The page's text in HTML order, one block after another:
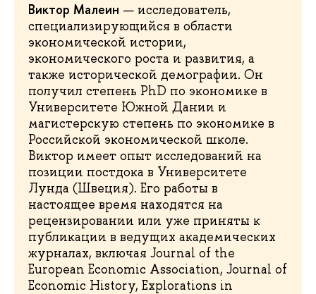
Виктор Малеин — исследователь,
специализирующийся в области
экономической истории,
экономического роста и развития, а
также исторической демографии. Он
получил степень PhD по экономике в
Университете Южной Дании и
магистерскую степень по экономике в
Российской экономической школе.
Виктор имеет опыт исследований на
позиции постдока в Университете
Лунда (Швеция). Его работы в
настоящее время находятся на
рецензировании или уже приняты к
публикации в ведущих академических
журналах, включая Journal of the
European Economic Association, Journal of
Economic History, Explorations in